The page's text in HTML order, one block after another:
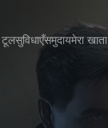
सुविधाएँसमुदायमेरा खाता